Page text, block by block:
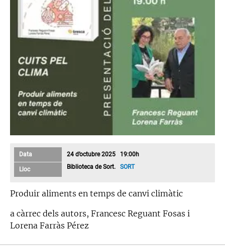
Data 24 d’octubre 2025 19:00h
Lloc Biblioteca de Sort.SORT
Produir aliments en temps de canvi climàtic
a càrrec dels autors, Francesc Reguant Fosas i
Lorena Farràs Pérez